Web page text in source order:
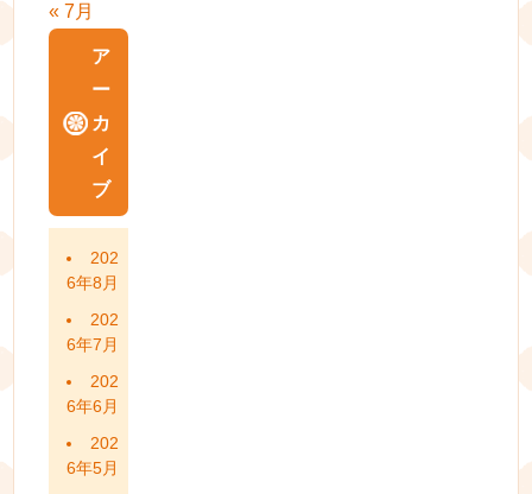
« 7月
ア
ー
カ
イ
ブ
202
6年8月
202
6年7月
202
6年6月
202
6年5月